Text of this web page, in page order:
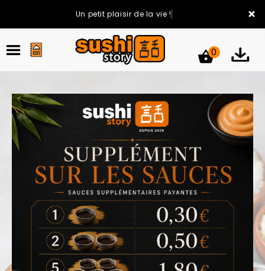
×
Un petit plaisir de la vie !
ACCUEIL
LA CARTE
VOTRE COMPTE
NOTRE RESTAURANT
0